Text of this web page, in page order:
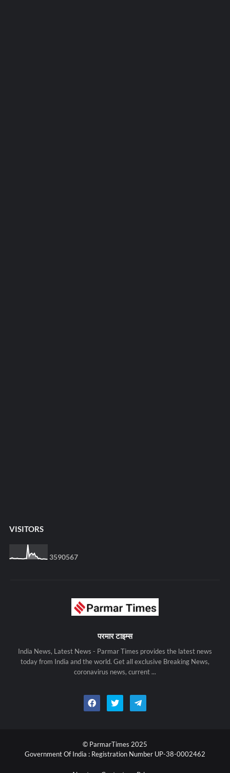
VISITORS
3590567
परमार टाइम्स
India News, Latest News - Parmar Times provides the latest news
today from India and the world. Get all exclusive Breaking News,
coronavirus news, current ...
© ParmarTimes 2025
Government Of India : Registration Number UP-38-0002462